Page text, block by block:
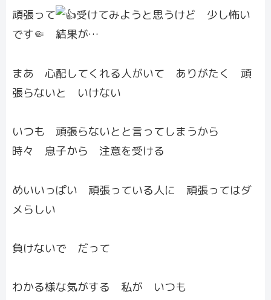
頑張って
受けてみようと思うけど 少し怖い
です🤏 結果が…
まあ 心配してくれる人がいて ありがたく 頑
張らないと いけない
いつも 頑張らないとと言ってしまうから
時々 息子から 注意を受ける
めいいっぱい 頑張っている人に 頑張ってはダ
メらしい
負けないで だって
わかる様な気がする 私が いつも